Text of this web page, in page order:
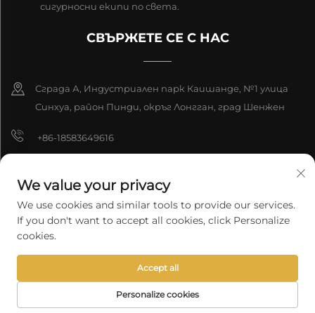
сигурносни екипи по света.
СВЪРЖЕТЕ СЕ С НАС
Сграда А, Индустриален парк Каишанде, №1 улица
Синхуа, район Пинди, окръг Лонгган, град Шенжен
+86-18583649616
8618165761396
Автоматно право © 2026 Шънджън Лонгюан Технолоджи К.о.,
Лтд. Всички права запазени. Политика за поверителност
НАЧАЛНА
We value your privacy
We use cookies and similar tools to provide our services.
If you don't want to accept all cookies, click Personalize
cookies.
Personalize cookies
Accept all